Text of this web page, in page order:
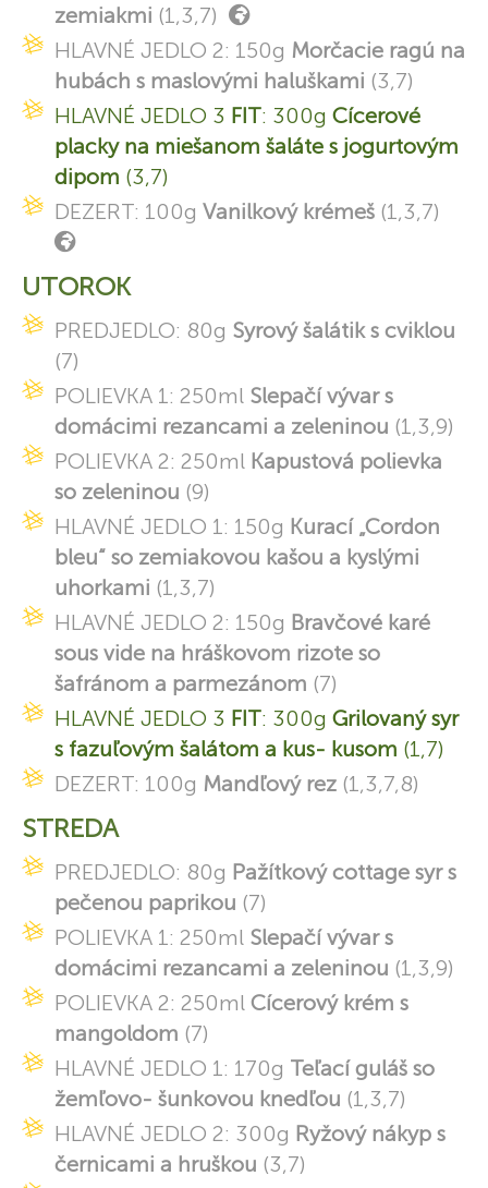
zemiakmi (1,3,7)
HLAVNÉ JEDLO 2: 150g Morčacie ragú na
hubách s maslovými haluškami (3,7)
HLAVNÉ JEDLO 3 FIT: 300g Cícerové
placky na miešanom šaláte s jogurtovým
dipom (3,7)
DEZERT: 100g Vanilkový krémeš (1,3,7)
UTOROK
PREDJEDLO: 80g Syrový šalátik s cviklou
(7)
POLIEVKA 1: 250ml Slepačí vývar s
domácimi rezancami a zeleninou (1,3,9)
POLIEVKA 2: 250ml Kapustová polievka
so zeleninou (9)
HLAVNÉ JEDLO 1: 150g Kurací „Cordon
bleu“ so zemiakovou kašou a kyslými
uhorkami (1,3,7)
HLAVNÉ JEDLO 2: 150g Bravčové karé
sous vide na hráškovom rizote so
šafránom a parmezánom (7)
HLAVNÉ JEDLO 3 FIT: 300g Grilovaný syr
s fazuľovým šalátom a kus- kusom (1,7)
DEZERT: 100g Mandľový rez (1,3,7,8)
STREDA
PREDJEDLO: 80g Pažítkový cottage syr s
pečenou paprikou (7)
POLIEVKA 1: 250ml Slepačí vývar s
domácimi rezancami a zeleninou (1,3,9)
POLIEVKA 2: 250ml Cícerový krém s
mangoldom (7)
HLAVNÉ JEDLO 1: 170g Teľací guláš so
žemľovo- šunkovou knedľou (1,3,7)
HLAVNÉ JEDLO 2: 300g Ryžový nákyp s
černicami a hruškou (3,7)